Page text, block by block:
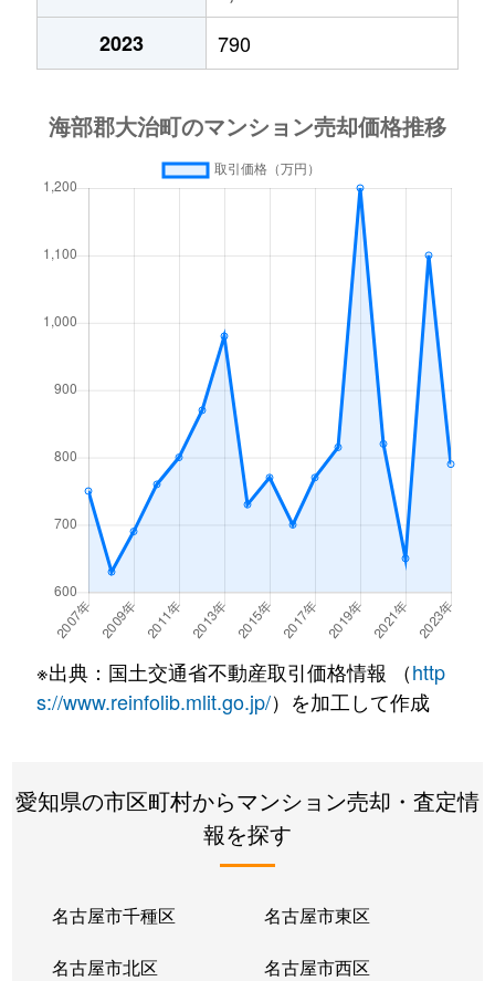
2023
790
※出典：国土交通省不動産取引価格情報 （http
s://www.reinfolib.mlit.go.jp/）を加工して作成
愛知県の市区町村からマンション売却・査定情
報を探す
名古屋市千種区 名古屋市東区
名古屋市北区 名古屋市西区